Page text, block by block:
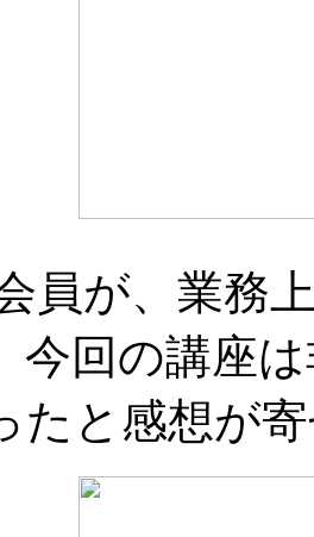
員が、業務
今回の講座
たと感想が